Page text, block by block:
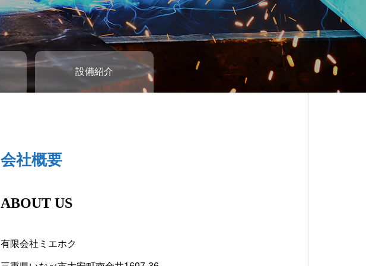
設備紹介
会社概要
ABOUT US
有限会社ミエホク
業務案内
SERVICE
鉄の溶接、パレット、梱包、小型から大型まで溶接加工品・搬
設備紹介
FACILITY
ここに説明文が表示されます。ここに説明文が表示されます。